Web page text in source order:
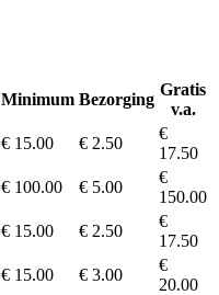
Minimum Bezorging
Gratis
v.a.
€ 15.00 € 2.50
€
17.50
€ 100.00 € 5.00
€
150.00
€ 15.00 € 2.50
€
17.50
€ 15.00 € 3.00
€
20.00